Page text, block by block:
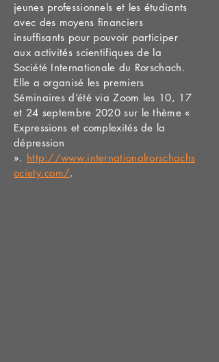
jeunes professionnels et les étudiants
avec des moyens financiers
insuffisants pour pouvoir participer
aux activités scientifiques de la
Société Internationale du Rorschach.
Elle a organisé les premiers
Séminaires d’été via Zoom les 10, 17
et 24 septembre 2020 sur le thème «
Expressions et complexités de la
dépression
». http://www.internationalrorschachs
ociety.com/.